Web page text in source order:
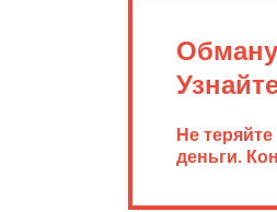
Не
деньги.